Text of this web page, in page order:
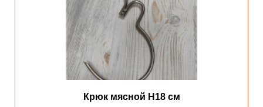
Крюк мясной H18 см